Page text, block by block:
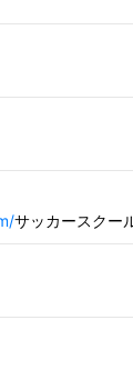
サッカースクー